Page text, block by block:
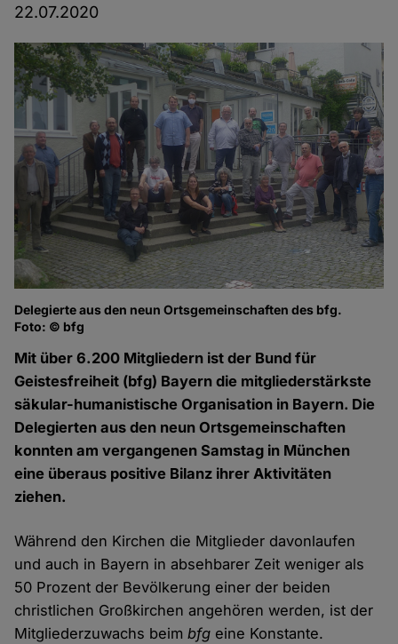
22.07.2020
Delegierte aus den neun Ortsgemeinschaften des bfg.
Foto: © bfg
Mit über 6.200 Mitgliedern ist der Bund für
Geistesfreiheit (bfg) Bayern die mitgliederstärkste
säkular-humanistische Organisation in Bayern. Die
Delegierten aus den neun Ortsgemeinschaften
konnten am vergangenen Samstag in München
eine überaus positive Bilanz ihrer Aktivitäten
ziehen.
Während den Kirchen die Mitglieder davonlaufen
und auch in Bayern in absehbarer Zeit weniger als
50 Prozent der Bevölkerung einer der beiden
christlichen Großkirchen angehören werden, ist der
Mitgliederzuwachs beimbfg eine Konstante.